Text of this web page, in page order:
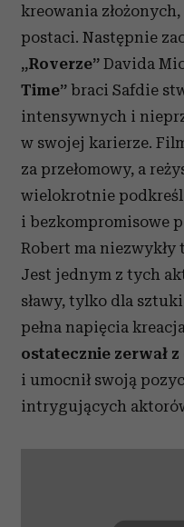
kreowania
postaci. Następnie
„Roverze” Davida
Time” braci Safdie
intensywnych i
w swojej karierze.
za przełomowy, a
wielokrotnie
i bezkompromisowe
Robert ma
Jest jednym z tych
sławy, tylko dla
pełna napięcia
ostatecznie zerwał
i umocnił swoją
intrygujących